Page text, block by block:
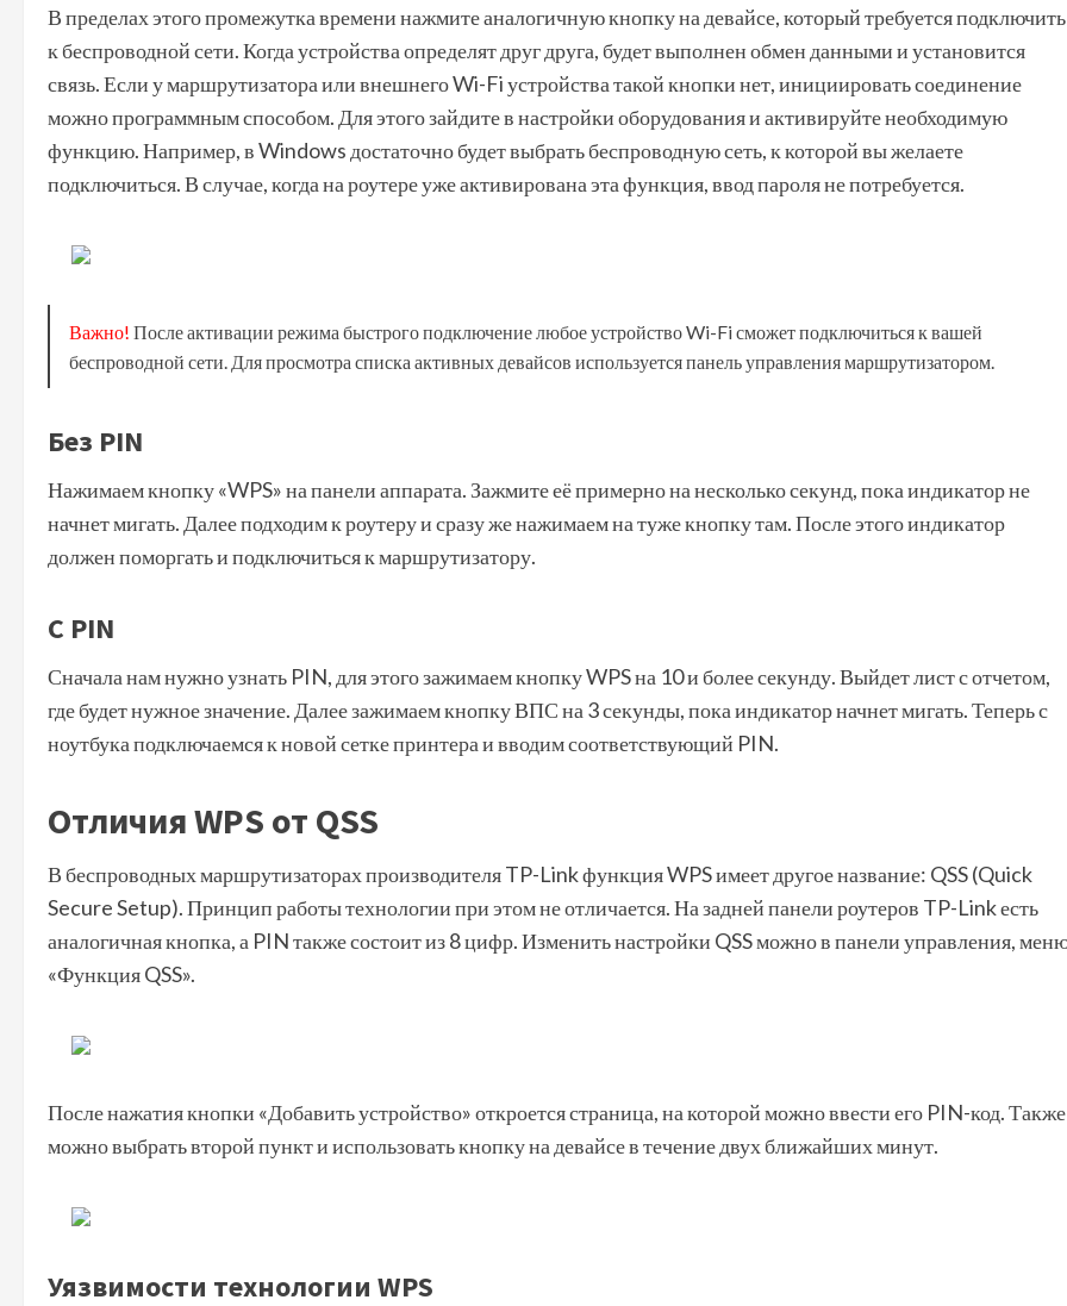
В пределах этого промежутка времени нажмите аналогичную кнопку на девайсе, который требуется подключить
к беспроводной сети. Когда устройства определят друг друга, будет выполнен обмен данными и установится
связь. Если у маршрутизатора или внешнего Wi-Fi устройства такой кнопки нет, инициировать соединение
можно программным способом. Для этого зайдите в настройки оборудования и активируйте необходимую
функцию. Например, в Windows достаточно будет выбрать беспроводную сеть, к которой вы желаете
подключиться. В случае, когда на роутере уже активирована эта функция, ввод пароля не потребуется.
Важно! После активации режима быстрого подключение любое устройство Wi-Fi сможет подключиться к вашей
беспроводной сети. Для просмотра списка активных девайсов используется панель управления маршрутизатором.
Без PIN
Нажимаем кнопку «WPS» на панели аппарата. Зажмите её примерно на несколько секунд, пока индикатор не
начнет мигать. Далее подходим к роутеру и сразу же нажимаем на туже кнопку там. После этого индикатор
должен поморгать и подключиться к маршрутизатору.
С PIN
Сначала нам нужно узнать PIN, для этого зажимаем кнопку WPS на 10 и более секунду. Выйдет лист с отчетом,
где будет нужное значение. Далее зажимаем кнопку ВПС на 3 секунды, пока индикатор начнет мигать. Теперь с
ноутбука подключаемся к новой сетке принтера и вводим соответствующий PIN.
Отличия WPS от QSS
В беспроводных маршрутизаторах производителя TP-Link функция WPS имеет другое название: QSS (Quick
Secure Setup). Принцип работы технологии при этом не отличается. На задней панели роутеров TP-Link есть
аналогичная кнопка, а PIN также состоит из 8 цифр. Изменить настройки QSS можно в панели управления,
«Функция QSS».
После нажатия кнопки «Добавить устройство» откроется страница, на которой можно ввести его PIN-код. Также
можно выбрать второй пункт и использовать кнопку на девайсе в течение двух ближайших минут.
Уязвимости технологии WPS